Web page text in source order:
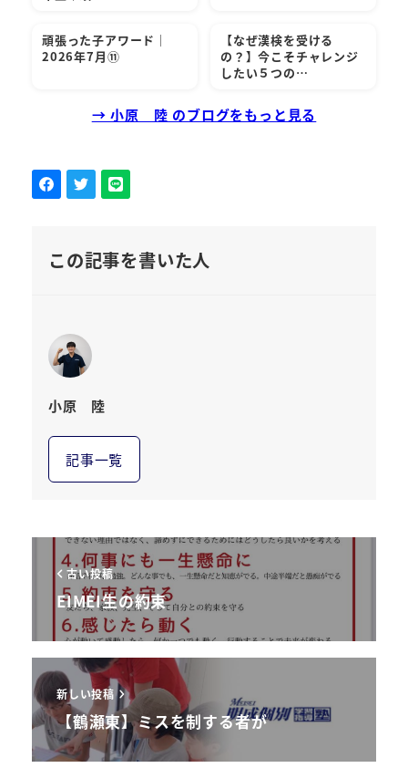
頑張った子アワード｜
2026年7月⑪
【なぜ漢検を受ける
の？】今こそチャレンジ
したい５つの…
→ 小原 陸 のブログをもっと見る
この記事を書いた人
小原 陸
記事一覧
古い投稿
EIMEI生の約束
新しい投稿
【鶴瀬東】ミスを制する者が